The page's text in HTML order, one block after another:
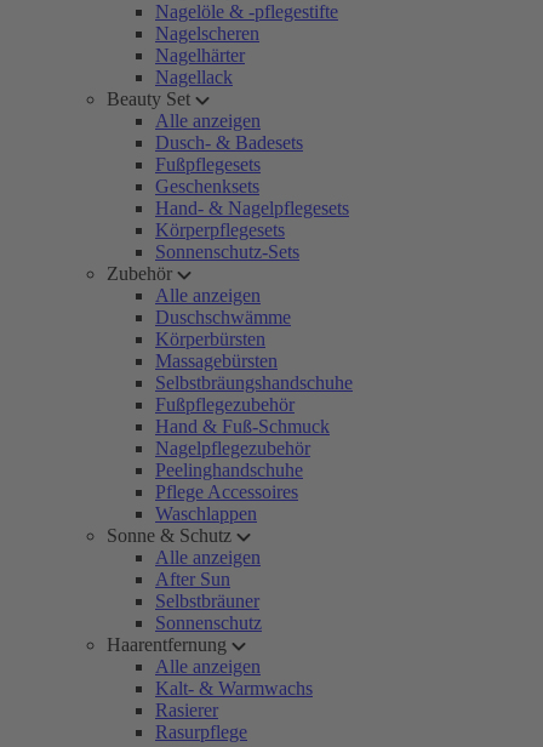
Nagelöle & -pflegestifte
Nagelscheren
Nagelhärter
Nagellack
Beauty Set
Alle anzeigen
Dusch- & Badesets
Fußpflegesets
Geschenksets
Hand- & Nagelpflegesets
Körperpflegesets
Sonnenschutz-Sets
Zubehör
Alle anzeigen
Duschschwämme
Körperbürsten
Massagebürsten
Selbstbräungshandschuhe
Fußpflegezubehör
Hand & Fuß-Schmuck
Nagelpflegezubehör
Peelinghandschuhe
Pflege Accessoires
Waschlappen
Sonne & Schutz
Alle anzeigen
After Sun
Selbstbräuner
Sonnenschutz
Haarentfernung
Alle anzeigen
Kalt- & Warmwachs
Rasierer
Rasurpflege